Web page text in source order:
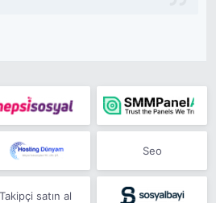
Seo
Takipçi satın al